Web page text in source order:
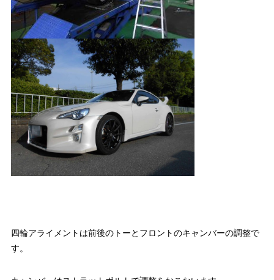
四輪アライメントは前後のトーとフロントのキャンバーの調整で
す。